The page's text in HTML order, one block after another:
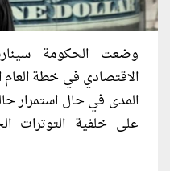
وضعت الحكومة
الاقتصادي في خطة العام
المدى في حال استمرار
على خلفية التوترات